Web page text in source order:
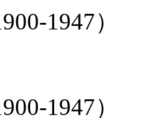
1947）
1947）